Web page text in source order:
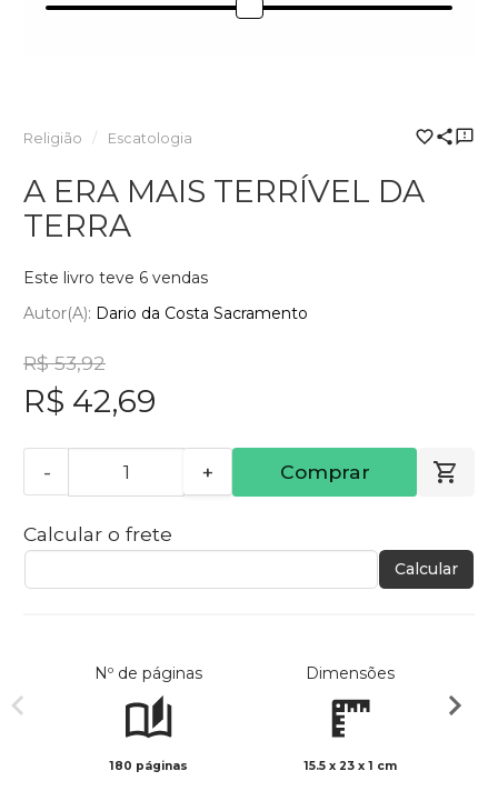
Religião Escatologia
A ERA MAIS TERRÍVEL DA
TERRA
Este livro teve 6 vendas
Autor(a): Dario da Costa Sacramento
R$ 53,92
R$ 42,69
- + Comprar
Calcular o frete
Calcular
Nº de páginas
180 páginas
Dimensões
15.5 x 23 x 1 cm